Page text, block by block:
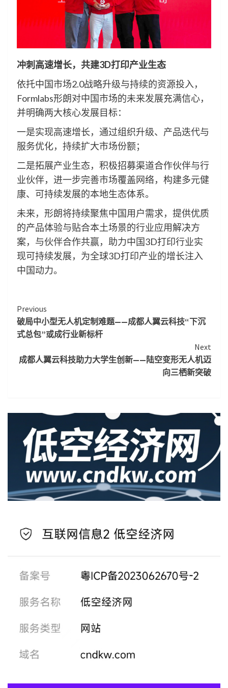
冲刺高速增长，共建3D打印产业生态
依托中国市场2.0战略升级与持续的资源投入，
Formlabs形朗对中国市场的未来发展充满信心，
并明确两大核心发展目标：
一是实现高速增长，通过组织升级、产品迭代与
服务优化，持续扩大市场份额；
二是拓展产业生态，积极招募渠道合作伙伴与行
业伙伴，进一步完善市场覆盖网络，构建多元健
康、可持续发展的本地生态体系。
未来，形朗将持续聚焦中国用户需求，提供优质
的产品体验与贴合本土场景的行业应用解决方
案，与伙伴合作共赢，助力中国3D打印行业实
现可持续发展，为全球3D打印产业的增长注入
中国动力。
Continue
Reading
Previous
破局中小型无人机定制难题——成都人翼云科技“下沉
式总包”或成行业新标杆
Next
成都人翼云科技助力大学生创新——陆空变形无人机迈
向三栖新突破